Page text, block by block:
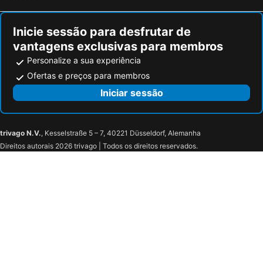
Inicie sessão para desfrutar de
vantagens exclusivas para membros
Personalize a sua experiência
Ofertas e preços para membros
Iniciar sessão
trivago N.V., Kesselstraße 5 – 7, 40221 Düsseldorf, Alemanha
Direitos autorais 2026 trivago | Todos os direitos reservados.